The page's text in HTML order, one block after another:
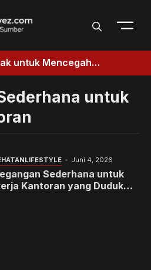
untuk Mencegah
untuk
LIFESTYLE Juni 4, 2026
Sederhana untuk
Kantoran yang Duduk